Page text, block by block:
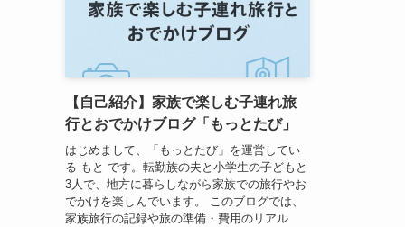
【自己紹介】家族で楽しむ子連れ旅
行とおでかけブログ「もっとたび」
はじめまして、「もっとたび」を運営してい
る もと です。転勤族の夫と小学生の子どもと
3人で、地方に暮らしながら家族での旅行やお
でかけを楽しんでいます。 このブログでは、
家族旅行の記録や旅の準備・費用のリアル